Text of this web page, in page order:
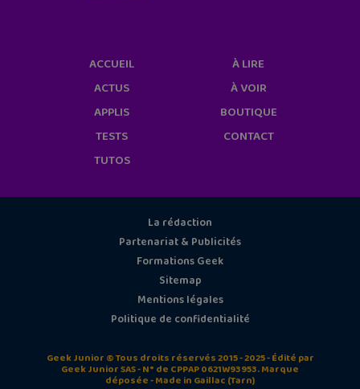
ACCUEIL
ACTUS
APPLIS
TESTS
TUTOS
À LIRE
À VOIR
BOUTIQUE
CONTACT
La rédaction
Partenariat & Publicités
Formations Geek
Sitemap
Mentions légales
Politique de confidentialité
Geek Junior © Tous droits réservés 2015 - 2025 - Édité par
Geek Junior SAS - N° de CPPAP 0621W93953. Marque
déposée - Made in Gaillac (Tarn)